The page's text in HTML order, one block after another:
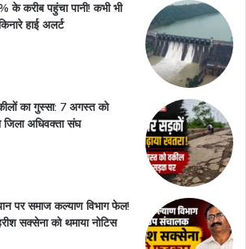
के करीब पहुंचा पानी! कभी भी
हाई अलर्ट
का गुस्सा: 7 अगस्त को
अधिवक्ता संघ
पर समाज कल्याण विभाग फेल!
सक्सेना को थमाया नोटिस